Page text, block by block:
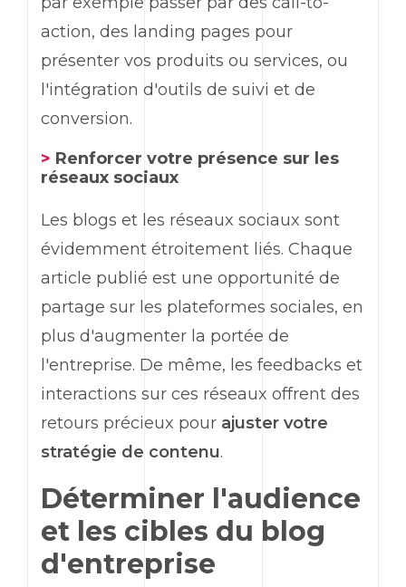
action, des landing pages pour
présenter vos produits ou services, ou
l'intégration d'outils de suivi et de
conversion.
> Renforcer votre présence sur les
réseaux sociaux
Les blogs et les réseaux sociaux sont
évidemment étroitement liés. Chaque
article publié est une opportunité de
partage sur les plateformes sociales, en
plus d'augmenter la portée de
l'entreprise. De même, les feedbacks et
interactions sur ces réseaux offrent des
retours précieux pour ajuster votre
stratégie de contenu.
Déterminer l'audience
et les cibles du blog
d'entreprise